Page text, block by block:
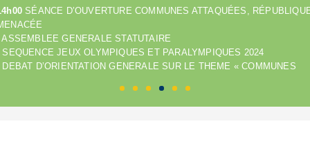
SÉANCE D’OUVERTURE COMMUNES ATTAQUÉES,
ASSEMBLEE GENERALE STATUTAIRE
SEQUENCE JEUX OLYMPIQUES ET PARALYMPIQUES 2024
DEBAT D’ORIENTATION GENERALE SUR LE THEME « COMMUNES
Programme détaillé